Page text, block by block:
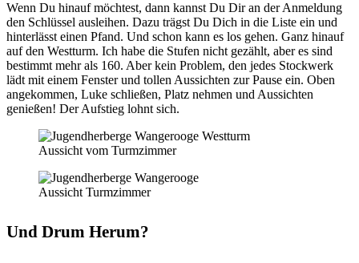
Wenn Du hinauf möchtest, dann kannst Du Dir an der Anmeldung
den Schlüssel ausleihen. Dazu trägst Du Dich in die Liste ein und
hinterlässt einen Pfand. Und schon kann es los gehen. Ganz hinauf
auf den Westturm. Ich habe die Stufen nicht gezählt, aber es sind
bestimmt mehr als 160. Aber kein Problem, den jedes Stockwerk
lädt mit einem Fenster und tollen Aussichten zur Pause ein. Oben
angekommen, Luke schließen, Platz nehmen und Aussichten
genießen! Der Aufstieg lohnt sich.
Aussicht vom Turmzimmer
Aussicht Turmzimmer
Und Drum Herum?